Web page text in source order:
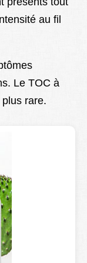
au fil
Le TOC à
rare.